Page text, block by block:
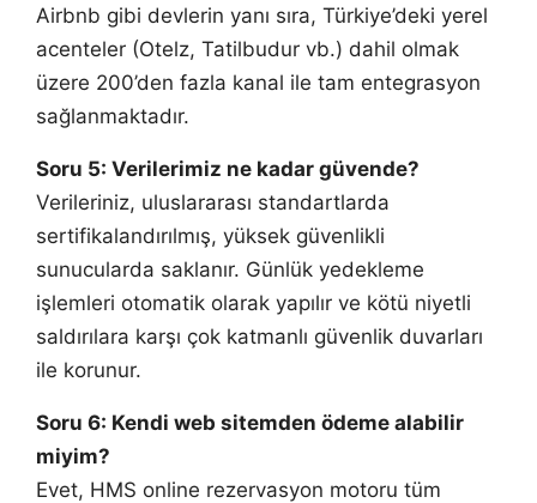
Airbnb gibi devlerin yanı sıra, Türkiye’deki yerel
acenteler (Otelz, Tatilbudur vb.) dahil olmak
üzere 200’den fazla kanal ile tam entegrasyon
sağlanmaktadır.
Soru 5: Verilerimiz ne kadar güvende?
Verileriniz, uluslararası standartlarda
sertifikalandırılmış, yüksek güvenlikli
sunucularda saklanır. Günlük yedekleme
işlemleri otomatik olarak yapılır ve kötü niyetli
saldırılara karşı çok katmanlı güvenlik duvarları
ile korunur.
Soru 6: Kendi web sitemden ödeme alabilir
miyim?
Evet, HMS online rezervasyon motoru tüm